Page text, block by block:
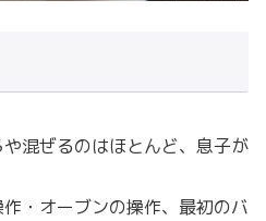
混ぜるのはほとんど、息子が
・オーブンの操作、最初のバ